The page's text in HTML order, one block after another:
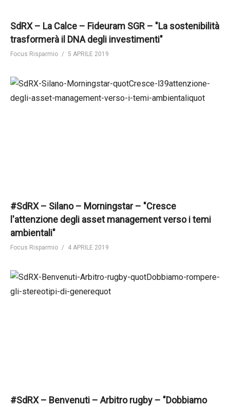
SdRX – La Calce – Fideuram SGR – "La sostenibilità
trasformerà il DNA degli investimenti"
Focus Risparmio 5 APRILE 2019
#SdRX – Silano – Morningstar – "Cresce
l'attenzione degli asset management verso i temi
ambientali"
Focus Risparmio 4 APRILE 2019
#SdRX – Benvenuti – Arbitro rugby – "Dobbiamo